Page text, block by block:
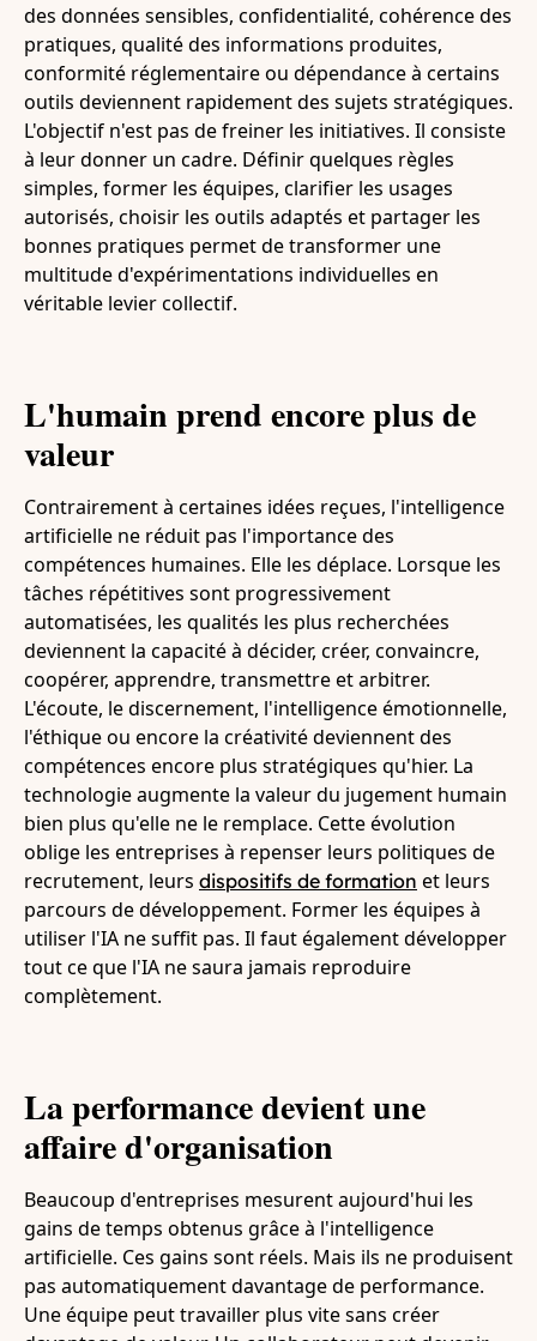
des données sensibles, confidentialité, cohérence des
pratiques, qualité des informations produites,
conformité réglementaire ou dépendance à certains
outils deviennent rapidement des sujets stratégiques.
L'objectif n'est pas de freiner les initiatives. Il consiste
à leur donner un cadre. Définir quelques règles
simples, former les équipes, clarifier les usages
autorisés, choisir les outils adaptés et partager les
bonnes pratiques permet de transformer une
multitude d'expérimentations individuelles en
véritable levier collectif.
L'humain prend encore plus de
valeur
Contrairement à certaines idées reçues, l'intelligence
artificielle ne réduit pas l'importance des
compétences humaines. Elle les déplace. Lorsque les
tâches répétitives sont progressivement
automatisées, les qualités les plus recherchées
deviennent la capacité à décider, créer, convaincre,
coopérer, apprendre, transmettre et arbitrer.
L'écoute, le discernement, l'intelligence émotionnelle,
l'éthique ou encore la créativité deviennent des
compétences encore plus stratégiques qu'hier. La
technologie augmente la valeur du jugement humain
bien plus qu'elle ne le remplace. Cette évolution
oblige les entreprises à repenser leurs politiques de
recrutement, leurs dispositifs de formation et leurs
parcours de développement. Former les équipes à
utiliser l'IA ne suffit pas. Il faut également développer
tout ce que l'IA ne saura jamais reproduire
complètement.
La performance devient une
affaire d'organisation
Beaucoup d'entreprises mesurent aujourd'hui les
gains de temps obtenus grâce à l'intelligence
artificielle. Ces gains sont réels. Mais ils ne produisent
pas automatiquement davantage de performance.
Une équipe peut travailler plus vite sans créer